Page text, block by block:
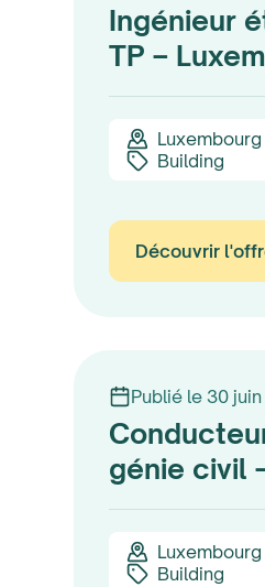
Ingénieur
TP –
Luxembourg
Building
Découvrir
Publié le 30
génie civil
Luxembourg
Building